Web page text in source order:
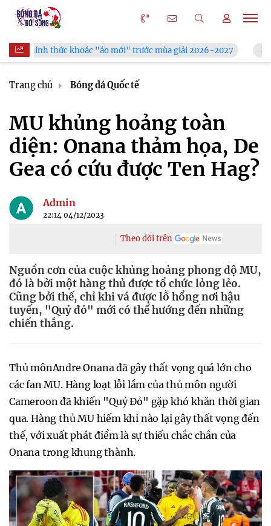
khoác "áo mới" trước mùa giải 2026-2027 Xã Hùng
Trang chủ Bóng đá Quốc tế
MU khủng hoảng toàn
diện: Onana thảm họa, De
Gea có cứu được Ten Hag?
Admin
22:14 04/12/2023
Theo dõi trên
Nguồn cơn của cuộc khủng hoảng phong độ MU,
đó là bởi một hàng thủ được tổ chức lỏng lẻo.
Cũng bởi thế, chỉ khi vá được lỗ hổng nơi hậu
tuyến, "Quỷ đỏ" mới có thể hướng đến những
chiến thắng.
Thủ mônAndre Onana đã gây thất vọng quá lớn cho
các fan MU. Hàng loạt lỗi lầm của thủ môn người
Cameroon đã khiến "Quỷ Đỏ" gặp khó khăn thời gian
qua. Hàng thủ MU hiếm khi nào lại gây thất vọng đến
thế, với xuất phát điểm là sự thiếu chắc chắn của
Onana trong khung thành.